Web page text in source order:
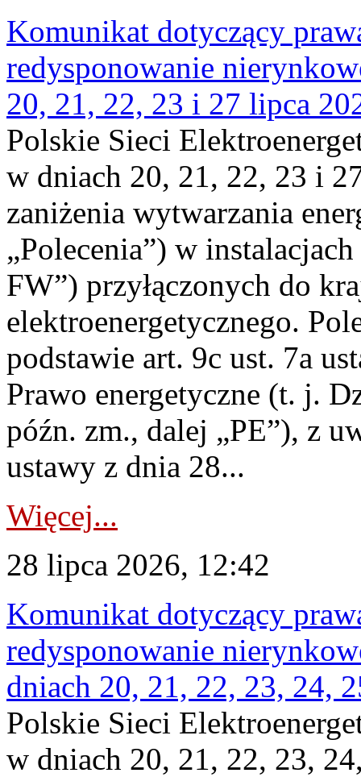
Komunikat dotyczący
redysponowanie
20, 21, 22, 23 i 27 lipca
Polskie Sieci
w dniach 20, 21, 22, 23 i
zaniżenia wytwarzania
„Polecenia”) w
FW”) przyłączonych do
elektroenergetycznego.
podstawie art. 9c ust. 7a
Prawo energetyczne (t. j.
późn. zm., dalej „PE”), z
ustawy z dnia 28...
Więcej...
28 lipca 2026, 12:42
Komunikat dotyczący
redysponowanie
dniach 20, 21, 22, 23, 24,
Polskie Sieci
w dniach 20, 21, 22, 23,